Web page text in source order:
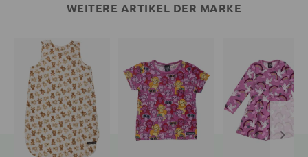
WEITERE ARTIKEL DER MARKE